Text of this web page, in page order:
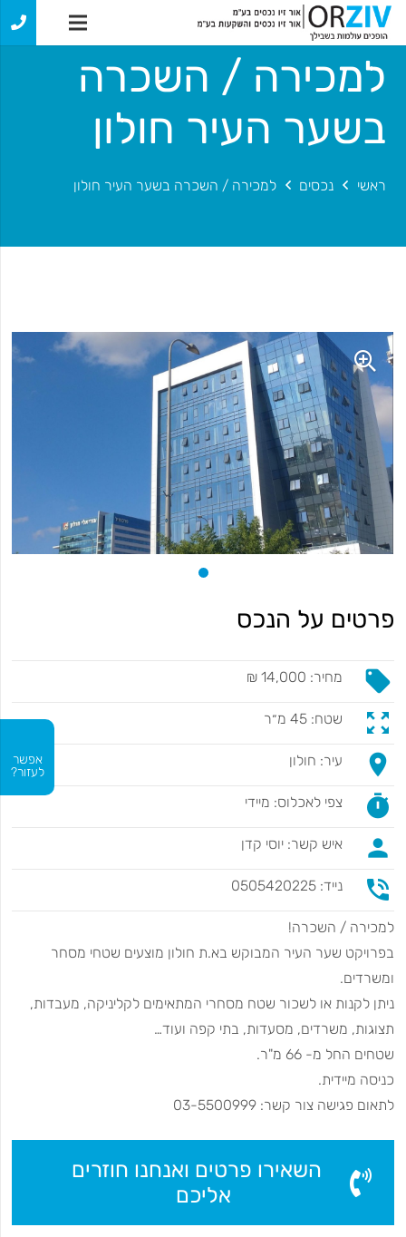
אפשר
לעזור?
למכירה / השכרה
בשער העיר חולון
ראשי נכסים למכירה / השכרה בשער העיר חולון
פרטים על הנכס
local_offer מחיר: 14,000 ₪
zoom_out_map שטח: 45 מ״ר
place עיר: חולון
timer צפי לאכלוס: מיידי
person איש קשר: יוסי קדן
phone_in_talk נייד: 0505420225
למכירה / השכרה!
בפרויקט שער העיר המבוקש בא.ת חולון מוצעים שטחי מסחר
ומשרדים.
ניתן לקנות או לשכור שטח מסחרי המתאימים לקליניקה, מעבדות,
תצוגות, משרדים, מסעדות, בתי קפה ועוד…
שטחים החל מ- 66 מ"ר.
כניסה מיידית.
לתאום פגישה צור קשר: 03-5500999
השאירו פרטים ואנחנו חוזרים
אליכם